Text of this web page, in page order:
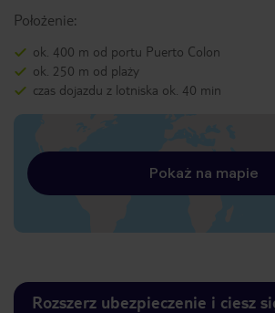
Położenie:
ok. 400 m od portu Puerto Colon
ok. 250 m od plaży
czas dojazdu z lotniska ok. 40 min
Pokaż na mapie
Rozszerz ubezpieczenie i ciesz